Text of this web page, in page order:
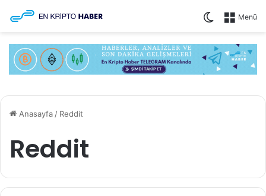
Menü
Dış
Anasayfa / Reddit
Reddit